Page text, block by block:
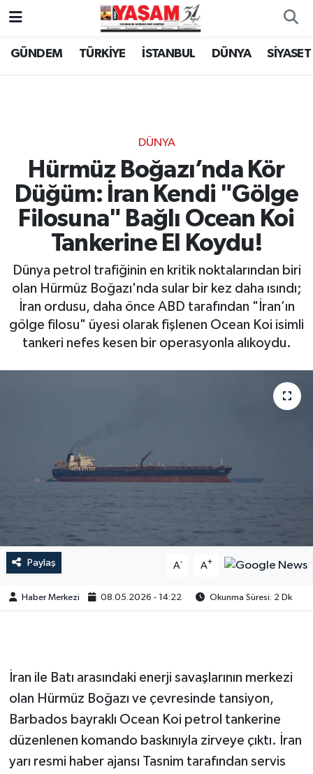
GÜNDEM TÜRKİYE İSTANBUL DÜNYA SİYASET
DÜNYA
Hürmüz Boğazı’nda Kör
Düğüm: İran Kendi "Gölge
Filosuna" Bağlı Ocean Koi
Tankerine El Koydu!
Dünya petrol trafiğinin en kritik noktalarından biri
olan Hürmüz Boğazı'nda sular bir kez daha ısındı;
İran ordusu, daha önce ABD tarafından "İran’ın
gölge filosu" üyesi olarak fişlenen Ocean Koi isimli
tankeri nefes kesen bir operasyonla alıkoydu.
Paylaş A- A+
Haber Merkezi 08.05.2026 - 14:22 Okunma Süresi: 2 Dk
İran ile Batı arasındaki enerji savaşlarının merkezi
olan Hürmüz Boğazı ve çevresinde tansiyon,
Barbados bayraklı Ocean Koi petrol tankerine
düzenlenen komando baskınıyla zirveye çıktı. İran
yarı resmi haber ajansı Tasnim tarafından servis